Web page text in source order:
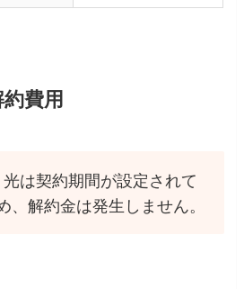
費用
は契約期間が設定されて
、解約金は発生しません。